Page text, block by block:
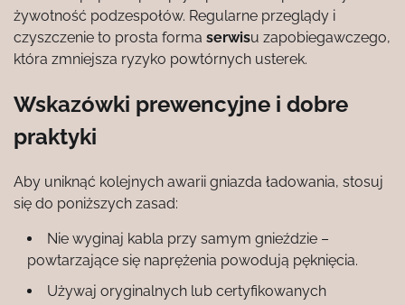
żywotność podzespołów. Regularne przeglądy i
czyszczenie to prosta forma serwisu zapobiegawczego,
która zmniejsza ryzyko powtórnych usterek.
Wskazówki prewencyjne i dobre
praktyki
Aby uniknąć kolejnych awarii gniazda ładowania, stosuj
się do poniższych zasad:
Nie wyginaj kabla przy samym gnieździe –
powtarzające się naprężenia powodują pęknięcia.
Używaj oryginalnych lub certyfikowanych